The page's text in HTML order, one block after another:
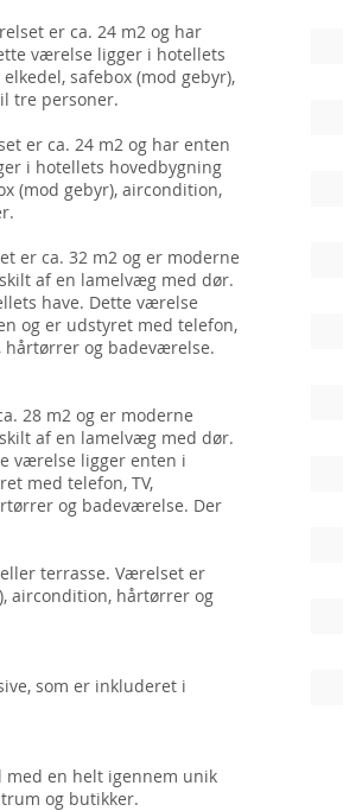
er ca. 24 m2 og har
værelse ligger i hotellets
safebox (mod gebyr),
tre personer.
er ca. 24 m2 og har enten
i hotellets hovedbygning
(mod gebyr), aircondition,
er ca. 32 m2 og er moderne
af en lamelvæg med dør.
have. Dette værelse
og er udstyret med telefon,
hårtørrer og badeværelse.
28 m2 og er moderne
af en lamelvæg med dør.
værelse ligger enten i
med telefon, TV,
og badeværelse. Der
terrasse. Værelset er
aircondition, hårtørrer og
som er inkluderet i
med en helt igennem unik
og butikker.